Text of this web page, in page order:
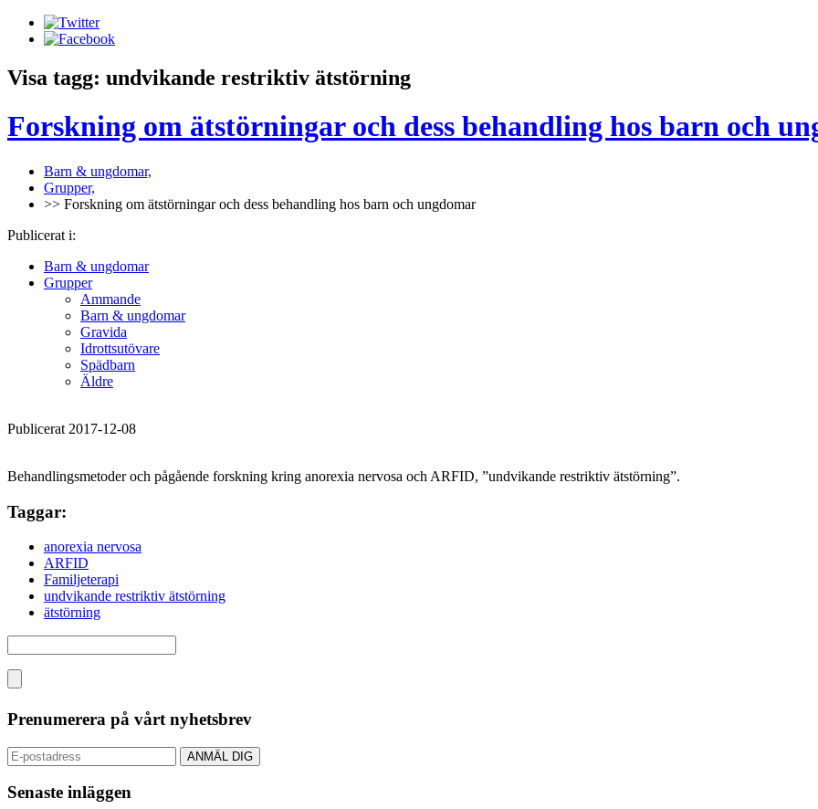
Visa tagg: undvikande restriktiv ätstörning
Forskning om ätstörningar och dess behandling hos barn och
Barn & ungdomar,
Grupper,
>> Forskning om ätstörningar och dess behandling hos barn och ungdomar
Publicerat i:
Barn & ungdomar
Grupper
Ammande
Barn & ungdomar
Gravida
Idrottsutövare
Spädbarn
Äldre
Publicerat 2017-12-08
Behandlingsmetoder och pågående forskning kring anorexia nervosa och ARFID, ”undvikande restriktiv ätstörning”.
Taggar:
anorexia nervosa
ARFID
Familjeterapi
undvikande restriktiv ätstörning
ätstörning
Prenumerera på vårt nyhetsbrev
Senaste inläggen